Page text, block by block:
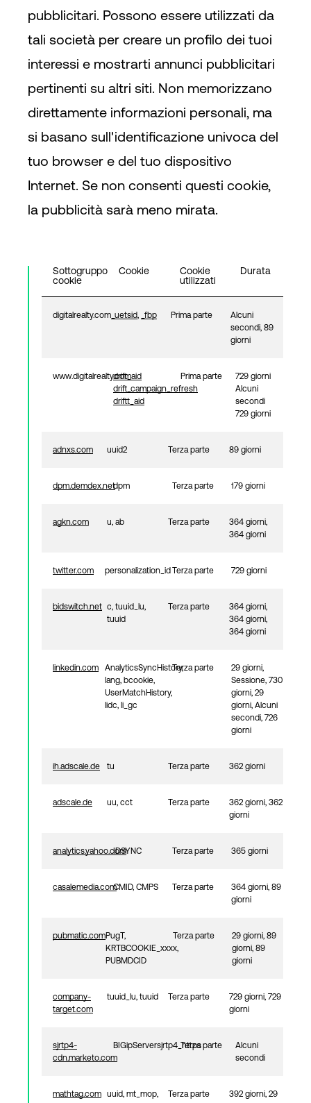
pubblicitari. Possono essere utilizzati da
tali società per creare un profilo dei tuoi
interessi e mostrarti annunci pubblicitari
pertinenti su altri siti. Non memorizzano
direttamente informazioni personali, ma
si basano sull'identificazione univoca del
tuo browser e del tuo dispositivo
Internet. Se non consenti questi cookie,
la pubblicità sarà meno mirata.
Sottogruppo
cookie
Cookie
Cookie
utilizzati
Durata
digitalrealty.com _uetsid, _fbp Prima parte
Alcuni
secondi, 89
giorni
www.digitalrealty.com
drift_aid
drift_campaign_refresh
driftt_aid
Prima parte
729 giorni
Alcuni
secondi
729 giorni
adnxs.com uuid2 Terza parte 89 giorni
dpm.demdex.netdpm Terza parte 179 giorni
agkn.com u, ab Terza parte
364 giorni,
364 giorni
twitter.com personalization_id Terza parte 729 giorni
bidswitch.net c, tuuid_lu,
tuuid
Terza parte
364 giorni,
364 giorni,
364 giorni
linkedin.com
AnalyticsSyncHistory,
lang, bcookie,
UserMatchHistory,
lidc, li_gc
Terza parte
29 giorni,
Sessione, 730
giorni, 29
giorni, Alcuni
secondi, 726
giorni
ih.adscale.de tu Terza parte 362 giorni
adscale.de uu, cct Terza parte
362 giorni, 362
giorni
analytics.yahoo.comIDSYNC Terza parte 365 giorni
casalemedia.comCMID, CMPS Terza parte
364 giorni, 89
giorni
pubmatic.comPugT,
KRTBCOOKIE_xxxx,
PUBMDCID
Terza parte
29 giorni, 89
giorni, 89
giorni
company-
target.com
tuuid_lu, tuuid Terza parte
729 giorni, 729
giorni
sjrtp4-
cdn.marketo.com
BIGipServersjrtp4_httpsTerza parte
Alcuni
secondi
mathtag.com uuid, mt_mop,
Terza parte
392 giorni, 29